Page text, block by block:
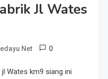
Jl Wates
Net 0
Wates km9 siang ini